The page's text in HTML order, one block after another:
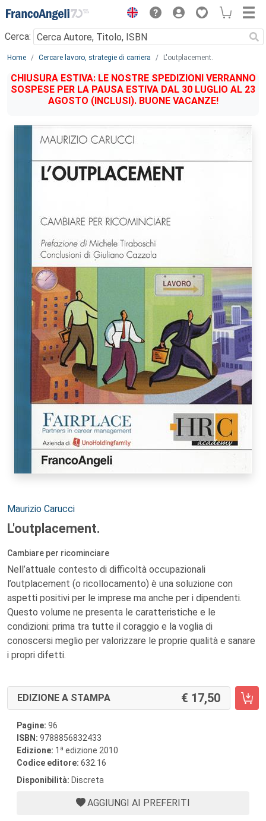
Menu
Cerca:
Main content
Home Cercare lavoro, strategie di carriera L'outplacement.
CHIUSURA ESTIVA: LE NOSTRE SPEDIZIONI VERRANNO
SOSPESE PER LA PAUSA ESTIVA DAL 30 LUGLIO AL 23
AGOSTO (INCLUSI). BUONE VACANZE!
Autori:
Maurizio Carucci
L'outplacement.
Cambiare per ricominciare
Nell’attuale contesto di difficoltà occupazionali
l’outplacement (o ricollocamento) è una soluzione con
aspetti positivi per le imprese ma anche per i dipendenti.
Questo volume ne presenta le caratteristiche e le
condizioni: prima tra tutte il coraggio e la voglia di
conoscersi meglio per valorizzare le proprie qualità e sanare
i propri difetti.
EDIZIONE A STAMPA 17,50
Pagine: 96
ISBN: 9788856832433
Edizione: 1 a edizione 2010
Codice editore: 632.16
Disponibilità: Discreta
AGGIUNGI AI PREFERITI